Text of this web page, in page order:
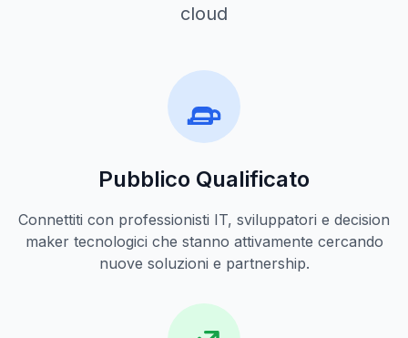
cloud
Pubblico Qualificato
Connettiti con professionisti IT, sviluppatori e decision
maker tecnologici che stanno attivamente cercando
nuove soluzioni e partnership.